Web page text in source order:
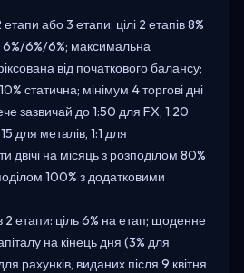
етапи або 3 етапи: цілі 2 етапів 8%
6%/6%/6%; максимальна
від початкового балансу;
статична; мінімум 4 торгові дні
зазвичай до 1:50 для FX, 1:20
для металів, 1:1 для
двічі на місяць з розподілом 80%
100% з додатковими
2 етапи: ціль 6% на етап; щоденне
на кінець дня (3% для
рахунків, виданих після 9 квітня